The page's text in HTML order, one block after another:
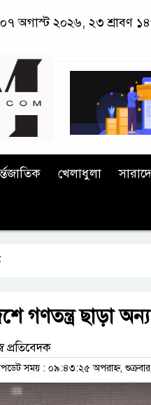
অগাস্ট ২০২৬, ২৩ শ্রাবণ
খেলাধুলা
গণতন্ত্র ছাড়া
প্রতিবেদক
সময় : ০৯:৪৩:২৫ অপরাহ্ন,